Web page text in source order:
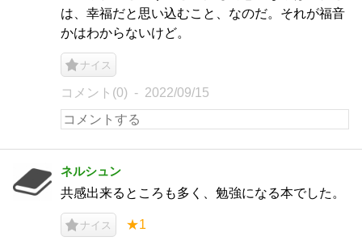
は、幸福だと思い込むこと、なのだ。それが福音
かはわからないけど。
ナイス
コメント(0) 2022/09/15
ネルシュン
共感出来るところも多く、勉強になる本でした。
ナイス ★1